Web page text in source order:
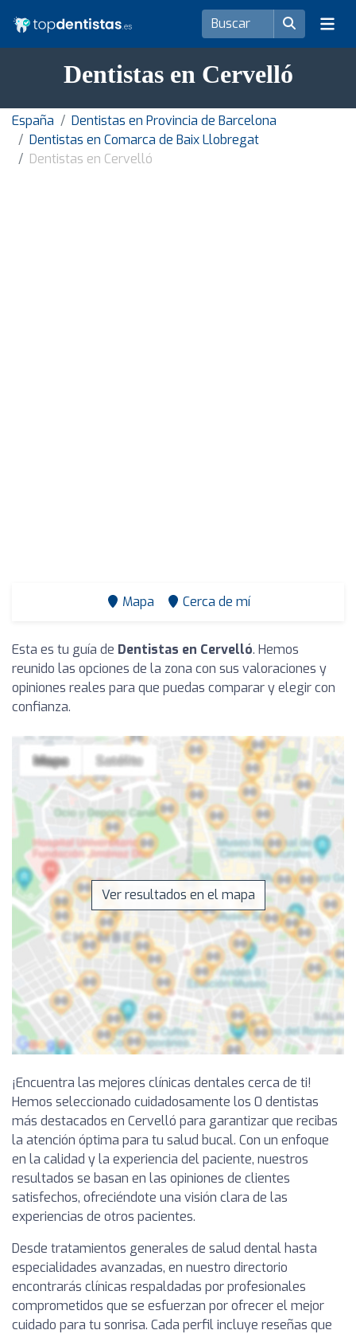
Dentistas en Cervelló
España
Dentistas en Provincia de Barcelona
Dentistas en Comarca de Baix Llobregat
Dentistas en Cervelló
Mapa Cerca de mí
Esta es tu guía de Dentistas en Cervelló. Hemos
reunido las opciones de la zona con sus valoraciones y
opiniones reales para que puedas comparar y elegir con
confianza.
Ver resultados en el mapa
¡Encuentra las mejores clínicas dentales cerca de ti!
Hemos seleccionado cuidadosamente los 0 dentistas
más destacados en Cervelló para garantizar que recibas
la atención óptima para tu salud bucal. Con un enfoque
en la calidad y la experiencia del paciente, nuestros
resultados se basan en las opiniones de clientes
satisfechos, ofreciéndote una visión clara de las
experiencias de otros pacientes.
Desde tratamientos generales de salud dental hasta
especialidades avanzadas, en nuestro directorio
encontrarás clínicas respaldadas por profesionales
comprometidos que se esfuerzan por ofrecer el mejor
cuidado para tu sonrisa. Cada perfil incluye reseñas que